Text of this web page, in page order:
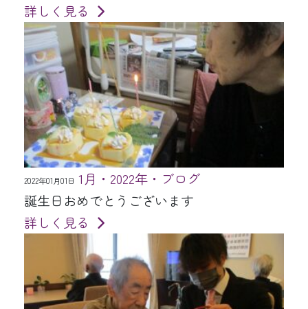
詳しく見る
2022年01月01日 1月・2022年・ブログ
誕生日おめでとうございます
詳しく見る